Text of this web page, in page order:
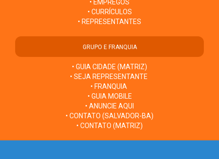
• EMPREGOS
• CURRÍCULOS
• REPRESENTANTES
GRUPO E FRANQUIA
• GUIA CIDADE (MATRIZ)
• SEJA REPRESENTANTE
• FRANQUIA
• GUIA MOBILE
• ANUNCIE AQUI
• CONTATO (SALVADOR-BA)
• CONTATO (MATRIZ)